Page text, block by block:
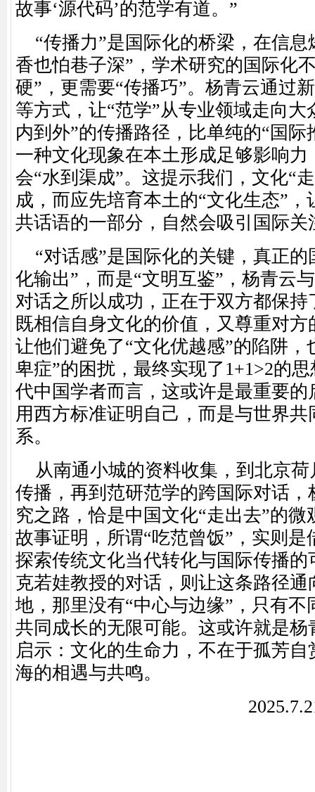
故事‘源代码’的范学有道。”
“传播力”是国际化的桥梁，在信息
香也怕巷子深”，学术研究的国际化
硬”，更需要“传播巧”。杨青云通过
等方式，让“范学”从专业领域走向大
内到外”的传播路径，比单纯的“国际
一种文化现象在本土形成足够影响力
会“水到渠成”。这提示我们，文化“
成，而应先培育本土的“文化生态”
共话语的一部分，自然会吸引国际关
“对话感”是国际化的关键，真正的
化输出”，而是“文明互鉴”，杨青云
对话之所以成功，正在于双方都保持
既相信自身文化的价值，又尊重对
让他们避免了“文化优越感”的陷阱，
卑症”的困扰，最终实现了1+1>2的
代中国学者而言，这或许是最重要的
用西方标准证明自己，而是与世界
系。
从南通小城的资料收集，到北京
传播，再到范研范学的跨国际对话，
究之路，恰是中国文化“走出去”的
故事证明，所谓“吃范曾饭”，实则是
探索传统文化当代转化与国际传播的
克若娃教授的对话，则让这条路径通
地，那里没有“中心与边缘”，只有不
共同成长的无限可能。这或许就是杨
启示：文化的生命力，不在于孤芳
海的相遇与共鸣。